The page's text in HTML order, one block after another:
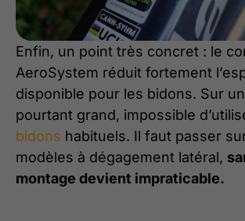
Enfin, un point très concret : le
AeroSystem réduit fortement
disponible pour les bidons. Sur
pourtant grand, impossible
bidons habituels. Il faut passer
modèles à dégagement latéral,
montage devient impraticable.